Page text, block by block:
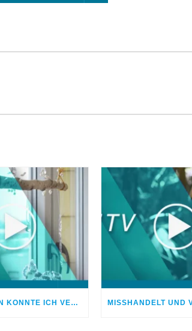
NACH JAHREN KONNTE ICH VERGEBEN